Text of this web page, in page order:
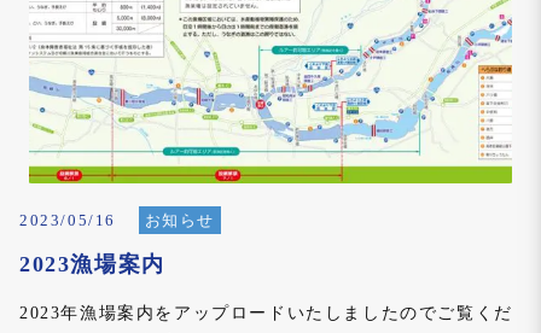
2023/05/16 お知らせ
2023漁場案内
2023年漁場案内をアップロードいたしましたのでご覧くだ